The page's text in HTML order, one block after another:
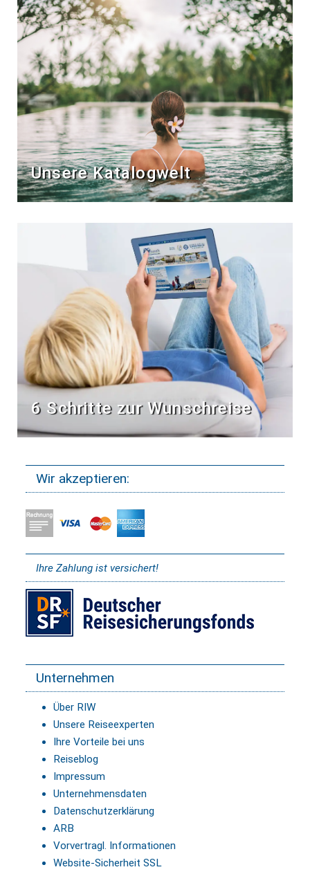
Unsere Katalogwelt
6 Schritte zur Wunschreise
Wir akzeptieren:
Ihre Zahlung ist versichert!
Unternehmen
Über RIW
Unsere Reiseexperten
Ihre Vorteile bei uns
Reiseblog
Impressum
Unternehmensdaten
Datenschutzerklärung
ARB
Vorvertragl. Informationen
Website-Sicherheit SSL